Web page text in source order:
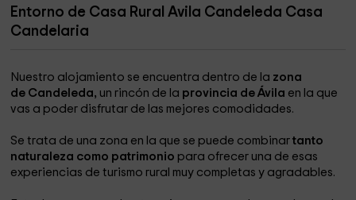
Entorno de Casa Rural Avila Candeleda Casa
Candelaria
Nuestro alojamiento se encuentra dentro de la zona
de Candeleda, un rincón de la provincia de Ávila en la que
vas a poder disfrutar de las mejores comodidades.
Se trata de una zona en la que se puede combinar tanto
naturaleza como patrimonio para ofrecer una de esas
experiencias de turismo rural muy completas y agradables.